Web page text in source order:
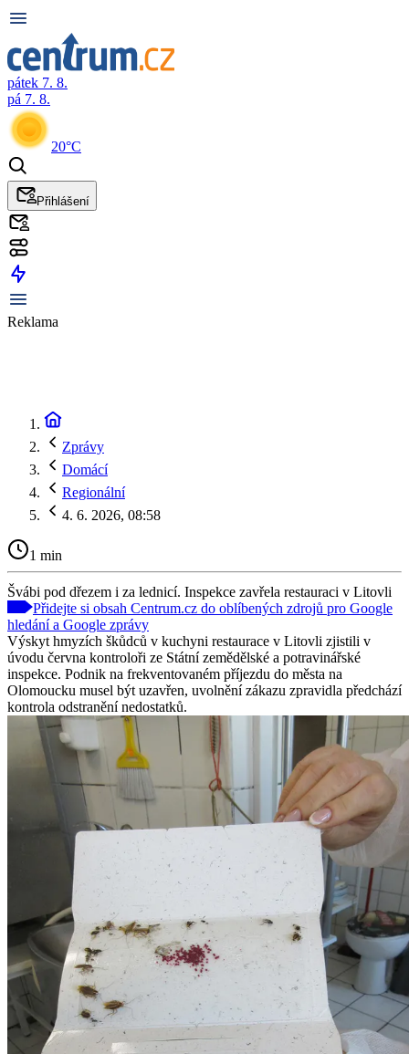
pátek 7. 8.
pá 7. 8.
20°C
Přihlášení
Reklama
Zprávy
Domácí
Regionální
4. 6. 2026, 08:58
1 min
Švábi pod dřezem i za lednicí. Inspekce zavřela restauraci v Litovli
Přidejte si obsah Centrum.cz do oblíbených zdrojů pro Google
hledání a Google zprávy
Výskyt hmyzích škůdců v kuchyni restaurace v Litovli zjistili v
úvodu června kontroloři ze Státní zemědělské a potravinářské
inspekce. Podnik na frekventovaném příjezdu do města na
Olomoucku musel být uzavřen, uvolnění zákazu zpravidla předchází
kontrola odstranění nedostatků.